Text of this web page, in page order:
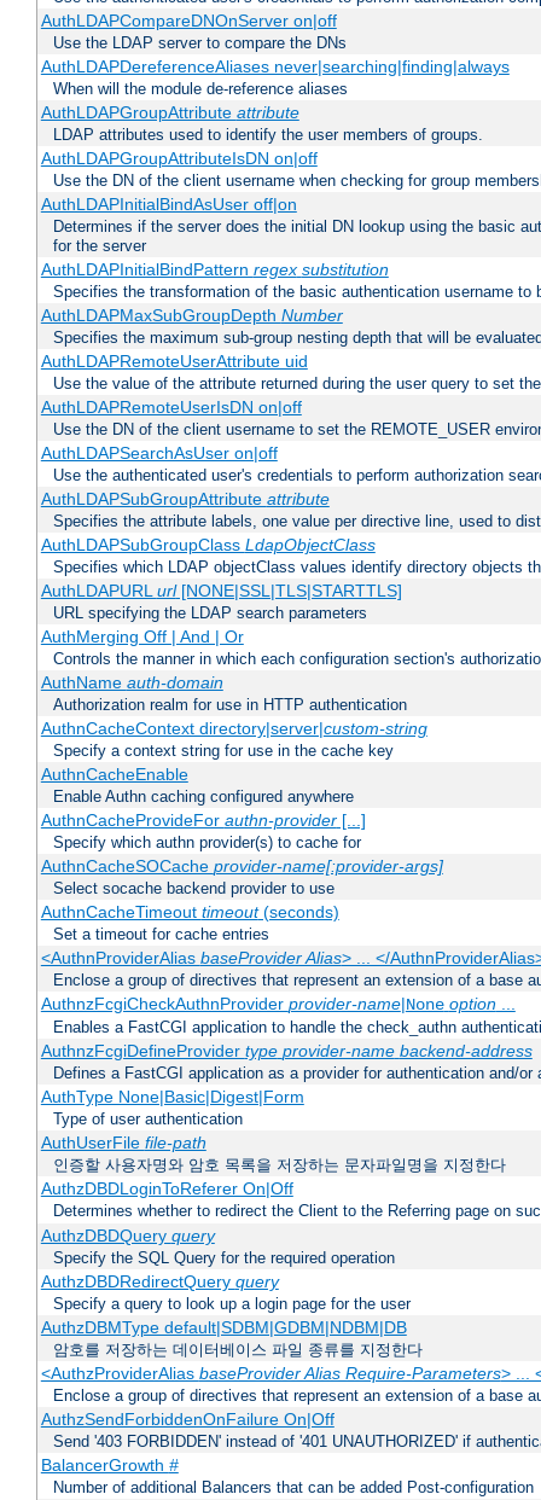
AuthLDAPCompareDNOnServer on|off
Use the LDAP server to compare the DNs
AuthLDAPDereferenceAliases never|searching|finding|always
When will the module de-reference aliases
AuthLDAPGroupAttribute attribute
LDAP attributes used to identify the user members of groups.
AuthLDAPGroupAttributeIsDN on|off
Use the DN of the client username when checking for group
AuthLDAPInitialBindAsUser off|on
Determines if the server does the initial DN lookup using the basic
for the server
AuthLDAPInitialBindPattern regex substitution
Specifies the transformation of the basic authentication username
AuthLDAPMaxSubGroupDepth Number
Specifies the maximum sub-group nesting depth that will be
AuthLDAPRemoteUserAttribute uid
Use the value of the attribute returned during the user query to set
AuthLDAPRemoteUserIsDN on|off
Use the DN of the client username to set the REMOTE_USER
AuthLDAPSearchAsUser on|off
Use the authenticated user's credentials to perform authorization
AuthLDAPSubGroupAttribute attribute
Specifies the attribute labels, one value per directive line, used to
AuthLDAPSubGroupClass LdapObjectClass
Specifies which LDAP objectClass values identify directory objects
AuthLDAPURLurl[NONE|SSL|TLS|STARTTLS]
URL specifying the LDAP search parameters
AuthMerging Off | And | Or
Controls the manner in which each configuration section's
AuthName auth-domain
Authorization realm for use in HTTP authentication
AuthnCacheContext directory|server|custom-string
Specify a context string for use in the cache key
AuthnCacheEnable
Enable Authn caching configured anywhere
AuthnCacheProvideFor authn-provider[...]
Specify which authn provider(s) to cache for
AuthnCacheSOCache provider-name[:provider-args]
Select socache backend provider to use
AuthnCacheTimeout timeout(seconds)
Set a timeout for cache entries
<AuthnProviderAlias baseProvider Alias> ... </
Enclose a group of directives that represent an extension of a base
AuthnzFcgiCheckAuthnProvider provider-name|None option...
Enables a FastCGI application to handle the check_authn
AuthnzFcgiDefineProvider type provider-name backend-address
Defines a FastCGI application as a provider for authentication and/or
AuthType None|Basic|Digest|Form
Type of user authentication
AuthUserFile file-path
인증할 사용자명와 암호 목록을 저장하는 문자파일명을 지정한다
AuthzDBDLoginToReferer On|Off
Determines whether to redirect the Client to the Referring page on
AuthzDBDQuery query
Specify the SQL Query for the required operation
AuthzDBDRedirectQuery query
Specify a query to look up a login page for the user
AuthzDBMType default|SDBM|GDBM|NDBM|DB
암호를 저장하는 데이터베이스 파일 종류를 지정한다
<AuthzProviderAlias baseProvider Alias Require-Parameters> ...
Enclose a group of directives that represent an extension of a base
AuthzSendForbiddenOnFailure On|Off
Send '403 FORBIDDEN' instead of '401 UNAUTHORIZED' if
BalancerGrowth #
Number of additional Balancers that can be added Post-configuration